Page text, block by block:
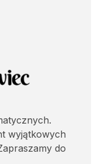
wyjątkowych
do